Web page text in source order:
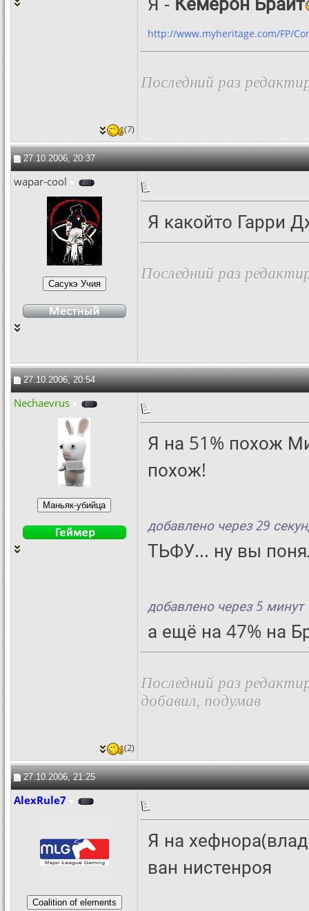
http://www.myheritage.com/FP/
Последний раз
(7)
27.10.2006, 20:37
wapar-cool
Я какойто Гарри
Последний раз
27.10.2006, 20:54
Nechaevrus
Я на 51% похож
похож!
добавлено через 29
ТЬФУ... ну вы
добавлено через 5 минут
а ещё на 47% на
Последний раз
добавил, подумав
(2)
27.10.2006, 21:25
AlexRule7
Я на
ван нистенроя